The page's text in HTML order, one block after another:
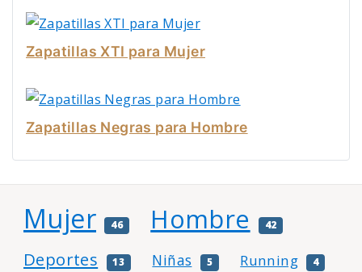
Zapatillas XTI para Mujer
Zapatillas Negras para Hombre
Mujer 46 Hombre 42
Deportes 13 Niñas 5 Running 4